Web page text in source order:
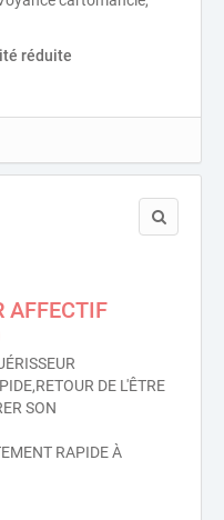
réduite
AFFECTIF
DE L'ÊTRE
SON
RAPIDE À